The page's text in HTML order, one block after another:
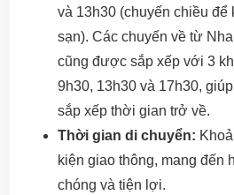
và 13h30 (chuyến chiều để
sạn). Các chuyến về từ
cũng được sắp xếp với 3
9h30, 13h30 và 17h30,
sắp xếp thời gian trở về.
Thời gian di chuyển:
kiện giao thông, mang đến
chóng và tiện lợi.